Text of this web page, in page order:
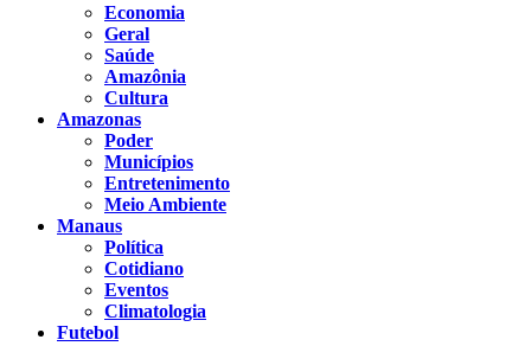
Economia
Geral
Saúde
Amazônia
Cultura
Amazonas
Poder
Municípios
Entretenimento
Meio Ambiente
Manaus
Política
Cotidiano
Eventos
Climatologia
Futebol